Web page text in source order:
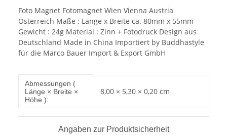
Foto Magnet Fotomagnet Wien Vienna Austria
Österreich Maße : Länge x Breite ca. 80mm x 55mm
Gewicht : 24g Material : Zinn + Fotodruck Design aus
Deutschland Made in China Importiert by Buddhastyle
für die Marco Bauer Import & Export GmbH
Produkteigenschaft
Wert
Abmessungen (
Länge × Breite ×
Höhe ):
8,00 × 5,30 × 0,20 cm
Angaben zur Produktsicherheit